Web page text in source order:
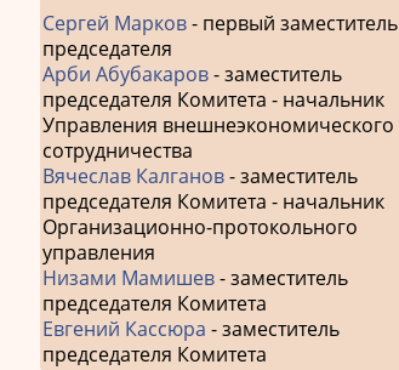
Сергей Марков- первый заместитель
председателя
Арби Абубакаров- заместитель
председателя Комитета - начальник
Управления внешнеэкономического
сотрудничества
Вячеслав Калганов- заместитель
председателя Комитета - начальник
Организационно-протокольного
управления
Низами Мамишев- заместитель
председателя Комитета
Евгений Кассюра - заместитель
председателя Комитета